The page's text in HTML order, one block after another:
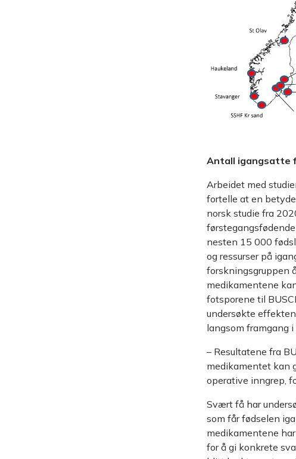
Antall igangsatte
Arbeidet med
fortelle at en
norsk studie fra
nesten 15 000
og ressurser på
forskningsgruppen
medikamentene
fotsporene til
undersøkte
langsom framgang i
– Resultatene fra
medikamentet kan
operative inngrep,
Svært få har
som får fødselen
medikamentene
for å gi konkrete